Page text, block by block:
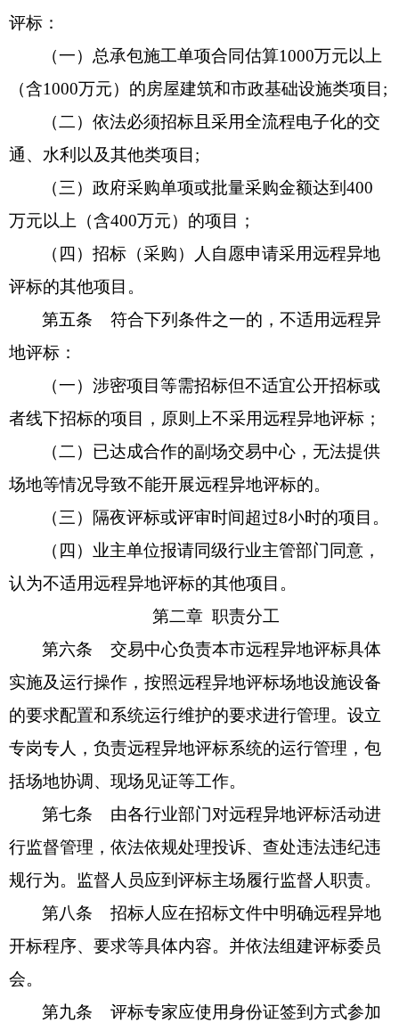
评标：
（一）总承包施工单项合同估算1000万元以上
（含1000万元）的房屋建筑和市政基础设施类项目;
（二）依法必须招标且采用全流程电子化的交
通、水利以及其他类项目 ;
（三）政府采购单项或批量采购金额达到400
万元以上（含400万元）的项目；
（四）招标（采购）人自愿申请采用远程异地
评标的其他项目。
第五条 符合下列条件之一的，不适用远程异
地评标：
（一）涉密项目等需招标但不适宜公开招标或
者线下招标的项目，原则上不采用远程异地评标；
（二）已达成合作的副场交易中心，无法提供
场地等情况导致不能开展远程异地评标的。
（三）隔夜评标或评审时间超过8小时的项目。
（四）业主单位报请同级行业主管部门同意，
认为不适用远程异地评标的其他项目。
第二章 职责分工
第六条 交易中心负责本市远程异地评标具体
实施及运行操作，按照远程异地评标场地设施设备
的要求配置和系统运行维护的要求进行管理。设立
专岗专人，负责远程异地评标系统的运行管理，包
括场地协调、现场见证等工作。
第七条 由各行业部门对远程异地评标活动进
行监督管理，依法依规处理投诉、查处违法违纪违
规行为。监督人员应到评标主场履行监督人职责。
第八条 招标人应在招标文件中明确远程异地
开标程序、要求等具体内容。并依法组建评标委员
会。
第九条 评标专家应使用身份证签到方式参加